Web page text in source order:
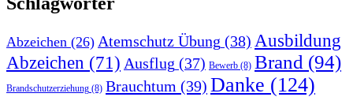
Abzeichen (26) Atemschutz Übung (38) Ausbildung
Abzeichen (71) Ausflug (37) Bewerb (8) Brand (94)
Brandschutzerziehung (8) Brauchtum (39) Danke (124)